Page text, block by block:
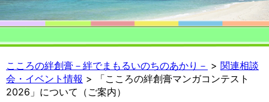
こころの絆創膏－絆でまもるいのちのあかり－ > 関連相談
会・イベント情報 > 「こころの絆創膏マンガコンテスト
2026」について（ご案内）